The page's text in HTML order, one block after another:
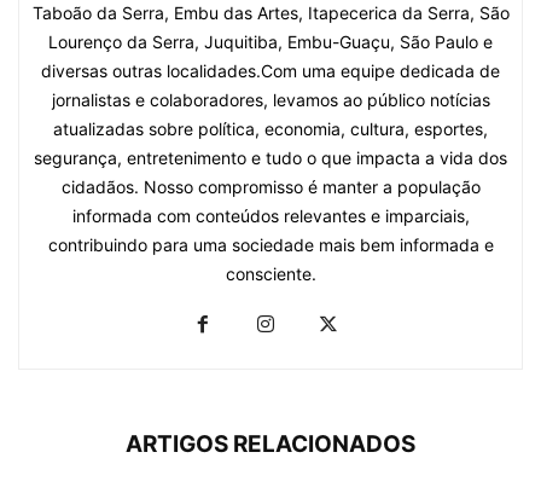
Taboão da Serra, Embu das Artes, Itapecerica da Serra, São
Lourenço da Serra, Juquitiba, Embu-Guaçu, São Paulo e
diversas outras localidades.Com uma equipe dedicada de
jornalistas e colaboradores, levamos ao público notícias
atualizadas sobre política, economia, cultura, esportes,
segurança, entretenimento e tudo o que impacta a vida dos
cidadãos. Nosso compromisso é manter a população
informada com conteúdos relevantes e imparciais,
contribuindo para uma sociedade mais bem informada e
consciente.
ARTIGOS RELACIONADOS